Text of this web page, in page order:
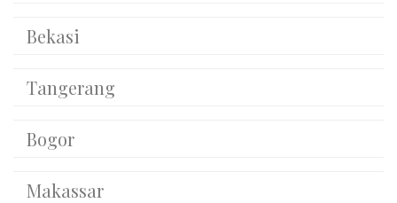
Bekasi
Tangerang
Bogor
Makassar